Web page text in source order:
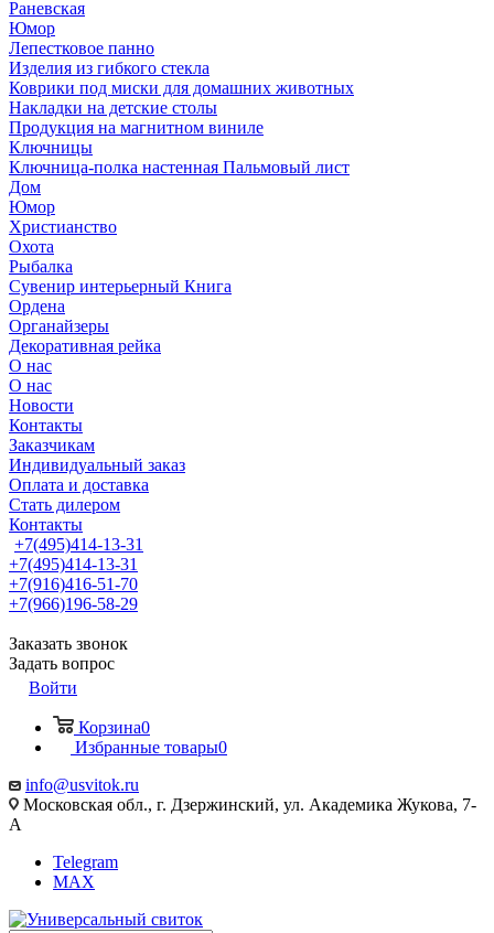
Раневская
Юмор
Лепестковое панно
Изделия из гибкого стекла
Коврики под миски для домашних животных
Накладки на детские столы
Продукция на магнитном виниле
Ключницы
Ключница-полка настенная Пальмовый лист
Дом
Юмор
Христианство
Охота
Рыбалка
Сувенир интерьерный Книга
Ордена
Органайзеры
Декоративная рейка
О нас
О нас
Новости
Контакты
Заказчикам
Индивидуальный заказ
Оплата и доставка
Стать дилером
Контакты
+7(495)414-13-31
+7(495)414-13-31
+7(916)416-51-70
+7(966)196-58-29
Заказать звонок
Задать вопрос
Войти
Корзина0
Избранные товары0
info@usvitok.ru
Московская обл., г. Дзержинский, ул. Академика Жукова, 7-
А
Telegram
MAX